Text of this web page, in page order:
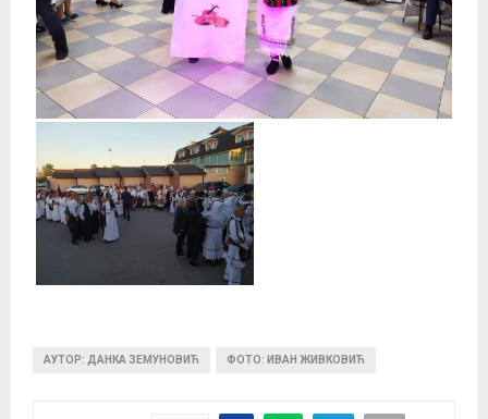
АУТОР: ДАНКА ЗЕМУНОВИЋ ФОТО: ИВАН ЖИВКОВИЋ